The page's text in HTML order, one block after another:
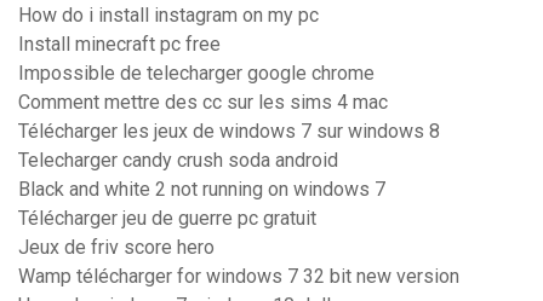
How do i install instagram on my pc
Install minecraft pc free
Impossible de telecharger google chrome
Comment mettre des cc sur les sims 4 mac
Télécharger les jeux de windows 7 sur windows 8
Telecharger candy crush soda android
Black and white 2 not running on windows 7
Télécharger jeu de guerre pc gratuit
Jeux de friv score hero
Wamp télécharger for windows 7 32 bit new version